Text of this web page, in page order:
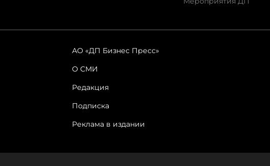
АО «ДП Бизнес Пресс»
О СМИ
Редакция
Подписка
Реклама в издании